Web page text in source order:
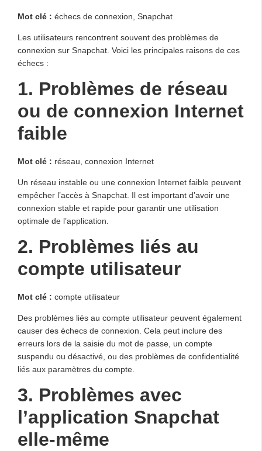
Mot clé : échecs de connexion, Snapchat
Les utilisateurs rencontrent souvent des problèmes de
connexion sur Snapchat. Voici les principales raisons de ces
échecs :
1. Problèmes de réseau
ou de connexion Internet
faible
Mot clé : réseau, connexion Internet
Un réseau instable ou une connexion Internet faible peuvent
empêcher l’accès à Snapchat. Il est important d’avoir une
connexion stable et rapide pour garantir une utilisation
optimale de l’application.
2. Problèmes liés au
compte utilisateur
Mot clé : compte utilisateur
Des problèmes liés au compte utilisateur peuvent également
causer des échecs de connexion. Cela peut inclure des
erreurs lors de la saisie du mot de passe, un compte
suspendu ou désactivé, ou des problèmes de confidentialité
liés aux paramètres du compte.
3. Problèmes avec
l’application Snapchat
elle-même